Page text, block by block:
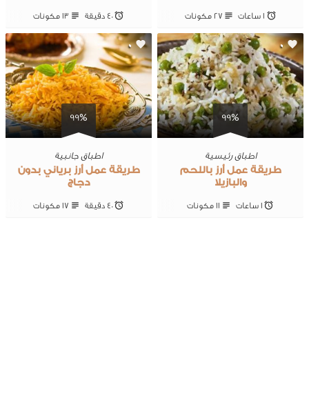
1 ساعات 27 ‎مكونات 40 ‎دقيقة 13 ‎مكونات
99%
0
اطباق رئيسية
طريقة عمل أرز باللحم
والبازيلا
1 ساعات 11 ‎مكونات
99%
0
اطباق جانبية
طريقة عمل أرز برياني بدون
دجاج
40 ‎دقيقة 17 ‎مكونات